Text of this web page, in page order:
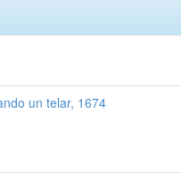
un telar, 1674